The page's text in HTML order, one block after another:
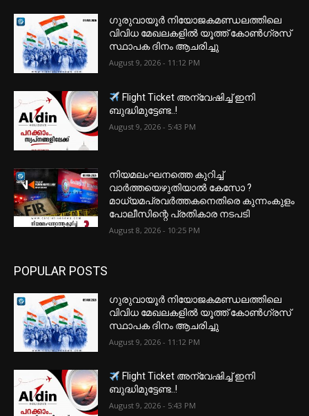
ഗുരുവായൂർ നിയോജകമണ്ഡലത്തിലെ
വിവിധ മേഖലകളിൽ യൂത്ത് കോൺഗ്രസ്
സ്ഥാപക ദിനം ആചരിച്ചു
August 9, 2026 - 11:12 PM
Flight Ticket അന്വേഷിച്ച് ഇനി
ബുദ്ധിമുട്ടേണ്ട..!
August 9, 2026 - 5:43 PM
നിയമലംഘനത്തെ കുറിച്ച്
വാർത്തയെഴുതിയാൽ കേസോ ?
മാധ്യമപ്രവർത്തകനെതിരെ കുന്നംകുളം
പോലീസിന്റെ പ്രതികാര നടപടി
August 8, 2026 - 10:25 PM
POPULAR POSTS
ഗുരുവായൂർ നിയോജകമണ്ഡലത്തിലെ
വിവിധ മേഖലകളിൽ യൂത്ത് കോൺഗ്രസ്
സ്ഥാപക ദിനം ആചരിച്ചു
August 9, 2026 - 11:12 PM
Flight Ticket അന്വേഷിച്ച് ഇനി
ബുദ്ധിമുട്ടേണ്ട..!
August 9, 2026 - 5:43 PM